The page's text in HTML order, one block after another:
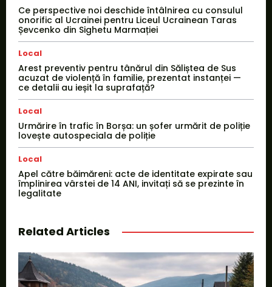
Ce perspective noi deschide întâlnirea cu consulul
onorific al Ucrainei pentru Liceul Ucrainean Taras
Șevcenko din Sighetu Marmației
Local
Arest preventiv pentru tânărul din Săliștea de Sus
acuzat de violență în familie, prezentat instanței —
ce detalii au ieșit la suprafață?
Local
Urmărire în trafic în Borșa: un șofer urmărit de poliție
lovește autospeciala de poliție
Local
Apel către băimăreni: acte de identitate expirate sau
împlinirea vârstei de 14 ANI, invitați să se prezinte în
legalitate
Related Articles